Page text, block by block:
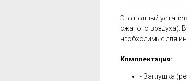
Это полный
сжатого воздуха).
необходимые для
Комплектация:
- Заглушка